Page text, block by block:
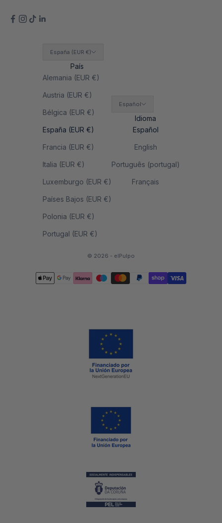
España (EUR €)
País
Alemania (EUR €)
Austria (EUR €)
Bélgica (EUR €)
España (EUR €)
Francia (EUR €)
Italia (EUR €)
Luxemburgo (EUR €)
Países Bajos (EUR €)
Polonia (EUR €)
Portugal (EUR €)
Español
Idioma
Español
English
Português (portugal)
Français
© 2026 - elPulpo